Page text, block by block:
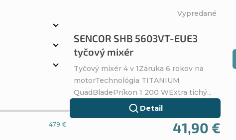
479 €
SENCOR SHB 5603VT-EUE3
tyčový mixér
Vypredané
41,90 €
Detail
Tyčový mixér 4 v 1Záruka 6 rokov na
motorTechnológia TITANIUM
QuadBladePríkon 1 200 WExtra tichý...